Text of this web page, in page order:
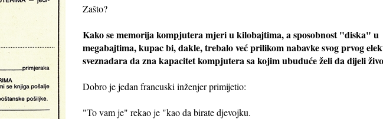
Zašto?
Kako se memorija kompjutera mjeri u kilobajtima, a sposobnost "diska" u
megabajtima, kupac bi, dakle, trebalo već prilikom nabavke svog prvog
sveznadara da zna kapacitet kompjutera sa kojim ubuduće želi da dijeli
Dobro je jedan francuski inženjer primijetio:
"To vam je" rekao je "kao da birate djevojku.